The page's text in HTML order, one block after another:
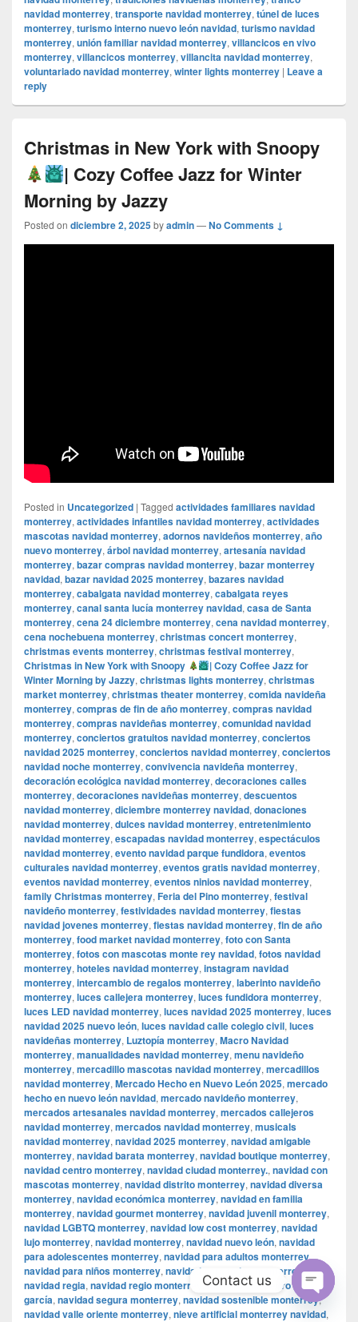
navidad monterrey, transporte navidad monterrey, túnel de luces
monterrey, turismo interno nuevo león navidad, turismo navidad
monterrey, unión familiar navidad monterrey, villancicos en vivo
monterrey, villancicos monterrey, villancita navidad monterrey,
voluntariado navidad monterrey, winter lights monterrey | Leave a
reply
Christmas in New York with Snoopy
| Cozy Coffee Jazz for Winter
Morning by Jazzy
Posted on diciembre 2, 2025byadmin—No Comments ↓
Posted in Uncategorized | Tagged actividades familiares navidad
monterrey, actividades infantiles navidad monterrey, actividades
mascotas navidad monterrey, adornos navideños monterrey, año
nuevo monterrey, árbol navidad monterrey, artesanía navidad
monterrey, bazar compras navidad monterrey, bazar monterrey
navidad, bazar navidad 2025 monterrey, bazares navidad
monterrey, cabalgata navidad monterrey, cabalgata reyes
monterrey, canal santa lucía monterrey navidad, casa de Santa
monterrey, cena 24 diciembre monterrey, cena navidad monterrey,
cena nochebuena monterrey, christmas concert monterrey,
christmas events monterrey, christmas festival monterrey,
Christmas in New York with Snoopy
| Cozy Coffee Jazz for
Winter Morning by Jazzy, christmas lights monterrey, christmas
market monterrey, christmas theater monterrey, comida navideña
monterrey, compras de fin de año monterrey, compras navidad
monterrey, compras navideñas monterrey, comunidad navidad
monterrey, conciertos gratuitos navidad monterrey, conciertos
navidad 2025 monterrey, conciertos navidad monterrey, conciertos
navidad noche monterrey, convivencia navideña monterrey,
decoración ecológica navidad monterrey, decoraciones calles
monterrey, decoraciones navideñas monterrey, descuentos
navidad monterrey, diciembre monterrey navidad, donaciones
navidad monterrey, dulces navidad monterrey, entretenimiento
navidad monterrey, escapadas navidad monterrey, espectáculos
navidad monterrey, evento navidad parque fundidora, eventos
culturales navidad monterrey, eventos gratis navidad monterrey,
eventos navidad monterrey, eventos ninios navidad monterrey,
family Christmas monterrey, Feria del Pino monterrey, festival
navideño monterrey, festividades navidad monterrey, fiestas
navidad jovenes monterrey, fiestas navidad monterrey, fin de año
monterrey, food market navidad monterrey, foto con Santa
monterrey, fotos con mascotas monte rey navidad, fotos navidad
monterrey, hoteles navidad monterrey, instagram navidad
monterrey, intercambio de regalos monterrey, laberinto navideño
monterrey, luces callejera monterrey, luces fundidora monterrey,
luces LED navidad monterrey, luces navidad 2025 monterrey, luces
navidad 2025 nuevo león, luces navidad calle colegio civil, luces
navideñas monterrey, Luztopía monterrey, Macro Navidad
monterrey, manualidades navidad monterrey, menu navideño
monterrey, mercadillo mascotas navidad monterrey, mercadillos
navidad monterrey, Mercado Hecho en Nuevo León 2025, mercado
hecho en nuevo león navidad, mercado navideño monterrey,
mercados artesanales navidad monterrey, mercados callejeros
navidad monterrey, mercados navidad monterrey, musicals
navidad monterrey, navidad 2025 monterrey, navidad amigable
monterrey, navidad barata monterrey, navidad boutique monterrey,
navidad centro monterrey, navidad ciudad monterrey., navidad con
mascotas monterrey, navidad distrito monterrey, navidad diversa
monterrey, navidad económica monterrey, navidad en familia
monterrey, navidad gourmet monterrey, navidad juvenil monterrey,
navidad LGBTQ monterrey, navidad low cost monterrey, navidad
lujo monterrey, navidad monterrey, navidad nuevo león, navidad
para adolescentes monterrey, navidad para adultos monterrey,
navidad para niños monterrey, navidad para todos monterrey,
navidad regia, navidad regio monterrey ,navidad san pedro garza
garcía, navidad segura monterrey, navidad sostenible monterrey,
navidad valle oriente monterrey, nieve artificial monterrey navidad,
Contact us
Open